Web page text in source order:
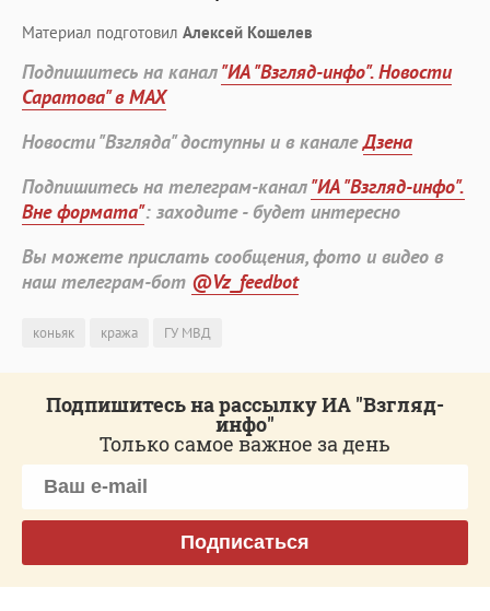
Материал подготовил Алексей Кошелев
Подпишитесь на канал"ИА "Взгляд-инфо". Новости
Саратова" в MAX
Новости "Взгляда" доступны и в каналеДзена
Подпишитесь на телеграм-канал"ИА "Взгляд-инфо".
Вне формата": заходите - будет интересно
Вы можете прислать сообщения, фото и видео в
наш телеграм-бот @Vz_feedbot
коньяк кража ГУ МВД
Подпишитесь на рассылку ИА "Взгляд-
инфо"
Только самое важное за день
Подписаться